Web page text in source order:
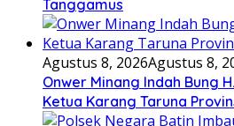
Tanggamus
Agustus 8, 2026Agustus 8,
Onwer Minang Indah Bung
Ketua Karang Taruna